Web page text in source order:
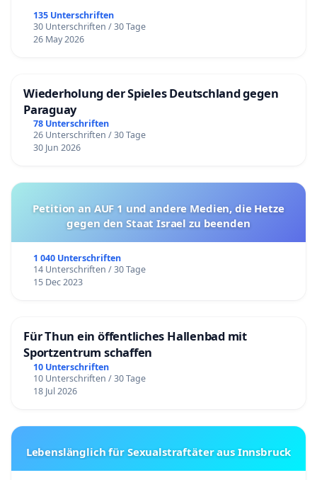
135 Unterschriften
30 Unterschriften / 30 Tage
26 May 2026
Wiederholung der Spieles Deutschland gegen
Paraguay
78 Unterschriften
26 Unterschriften / 30 Tage
30 Jun 2026
Petition an AUF 1 und andere Medien, die Hetze
gegen den Staat Israel zu beenden
1 040 Unterschriften
14 Unterschriften / 30 Tage
15 Dec 2023
Für Thun ein öffentliches Hallenbad mit
Sportzentrum schaffen
10 Unterschriften
10 Unterschriften / 30 Tage
18 Jul 2026
Lebenslänglich für Sexualstraftäter aus Innsbruck